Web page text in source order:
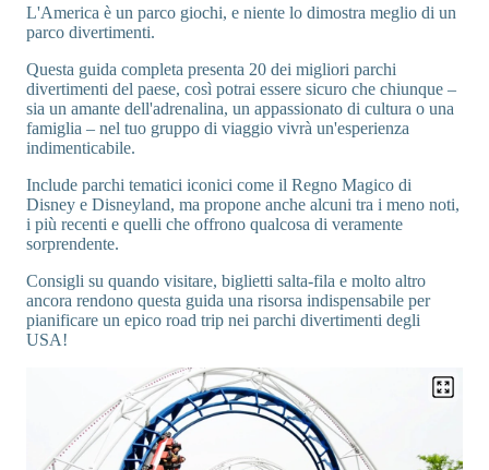
L'America è un parco giochi, e niente lo dimostra meglio di un
parco divertimenti.
Questa guida completa presenta 20 dei migliori parchi
divertimenti del paese, così potrai essere sicuro che chiunque –
sia un amante dell'adrenalina, un appassionato di cultura o una
famiglia – nel tuo gruppo di viaggio vivrà un'esperienza
indimenticabile.
Include parchi tematici iconici come il Regno Magico di
Disney e Disneyland, ma propone anche alcuni tra i meno noti,
i più recenti e quelli che offrono qualcosa di veramente
sorprendente.
Consigli su quando visitare, biglietti salta-fila e molto altro
ancora rendono questa guida una risorsa indispensabile per
pianificare un epico road trip nei parchi divertimenti degli
USA!